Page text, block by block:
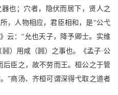
也；穴者，隐伏而居下，贤人之
，人物相应，君臣相和，是“公弋
云：“允也天子，降予卿士。实维
<）用咸（.）之事也。《孟子·公
后臣之，故不劳而王。桓公之于管
”商汤、齐桓可谓深得弋取之道者